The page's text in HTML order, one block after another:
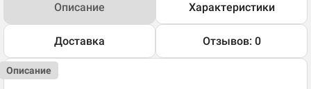
Описание Характеристики
Доставка Отзывов: 0
Описание